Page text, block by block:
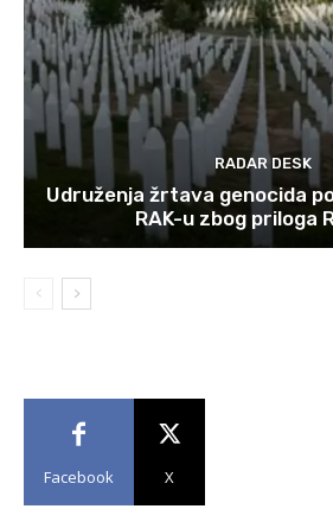
RADAR DESK
Udruženja žrtava genocida
RAK-u zbog priloga
Facebook X